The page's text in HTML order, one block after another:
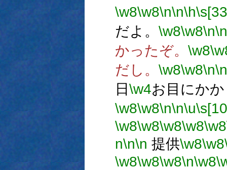
\w8\w8\n\n\h
だよ。 \w8\w8\n\n
かったぞ。 \w8
だし。 \w8\w8\n\n
日 \w4お目にか
\w8\w8\n\n\u
\w8\w8\w8\w8\w8
n\n\n 提供\w8\w8
\w8\w8\w8\n\w8